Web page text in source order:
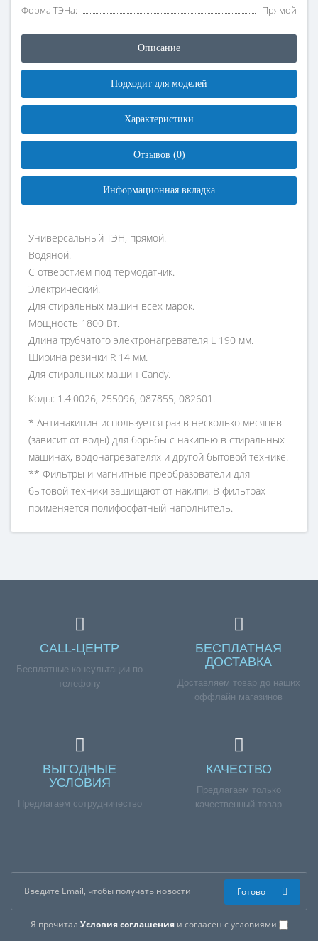
Форма ТЭНа:
Прямой
Описание
Подходит для моделей
Характеристики
Отзывов (0)
Информационная вкладка
Универсальный ТЭН, прямой.
Водяной.
С отверстием под термодатчик.
Электрический.
Для стиральных машин всех марок.
Мощность 1800 Вт.
Длина трубчатого электронагревателя L 190 мм.
Ширина резинки R 14 мм.
Для стиральных машин Candy.
Коды: 1.4.0026, 255096, 087855, 082601.
* Антинакипин используется раз в несколько месяцев
(зависит от воды) для борьбы с накипью в стиральных
машинах, водонагревателях и другой бытовой технике.
** Фильтры и магнитные преобразователи для
бытовой техники защищают от накипи. В фильтрах
применяется полифосфатный наполнитель.
Устанавливается на стиральные машины:
CALL-ЦЕНТР
Бесплатные консультации по
телефону
БЕСПЛАТНАЯ
ДОСТАВКА
Доставляем товар до наших
оффлайн магазинов
ВЫГОДНЫЕ
УСЛОВИЯ
Предлагаем сотрудничество
КАЧЕСТВО
Предлагаем только
качественный товар
Я прочитал Условия соглашенияи согласен с условиями
Готово